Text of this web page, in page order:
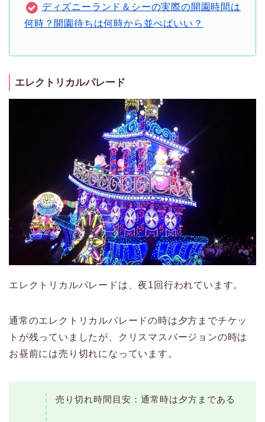
ディズニーランド＆シーの実際の開園時間は
何時？開園待ちは何時から並べばいい？
エレクトリカルパレード
エレクトリカルパレードは、夜1回行われています。
通常のエレクトリカルパレードの時は夕方までチケッ
トが残っていましたが、クリスマスバージョンの時は
お昼前には売り切れになっています。
売り切れ時間目安：通常時は夕方まである